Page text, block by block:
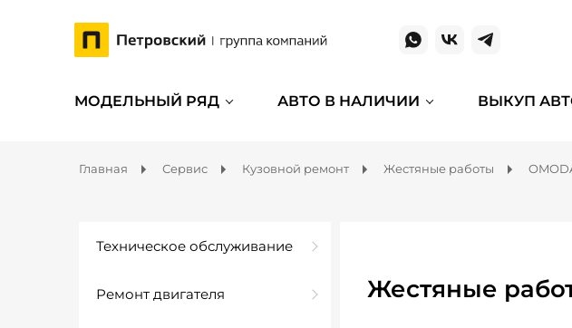
МОДЕЛЬНЫЙ РЯД АВТО В НАЛИЧИИ ВЫКУП
Главная Сервис Кузовной ремонт Жестяные работы
Техническое обслуживание
Ремонт двигателя Жестяные